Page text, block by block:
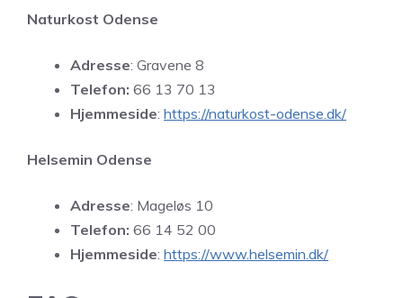
Naturkost Odense
Adresse: Gravene 8
Telefon: 66 13 70 13
Hjemmeside: https://naturkost-odense.dk/
Helsemin Odense
Adresse: Mageløs 10
Telefon: 66 14 52 00
Hjemmeside: https://www.helsemin.dk/